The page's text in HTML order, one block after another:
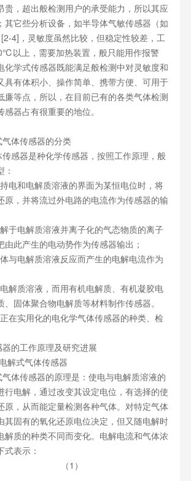
贵，超出般检测用户的承受能力，所以其应
其它些分析设备，如半导体气敏传感器（如
4]，灵敏度虽然比较，但稳定性较差，工
以上，需要加热装置，般只能用作报警
化学式传感器既能满足般检测中对灵敏度和
具有体积小、操作简单、携带方便、可用于
廉等点，所以，在目前已有的各类气体检测
器占有很重要的地位。
体传感器的分类
感器是种化学传感器，按照工作原理，般
和电解质溶液的界面为某恒电位时，将
原，并将流过外电路的电流作为传感器的输
电解质溶液并离子化的气态物质的离子
由此产生的电动势作为传感器输出；
电解质溶液反应而产生的电解电流作为
质溶液，而用有机电解质、有机凝胶电
固体聚合物电解质等材料制作传感器。
实用化的电化学气体传感器的种类、检
的工作原理及研究进展
式气体传感器
体传感器的原理是：使电与电解质溶液的
行电解，通过改变其设定电位，有选择的使
原，从而能定量检测各种气体。对特定气体
其固有的氧化还原电位决定，但又随电解时
解质的种类不同而变化。电解电流和气体浓
表示：
δ （1）